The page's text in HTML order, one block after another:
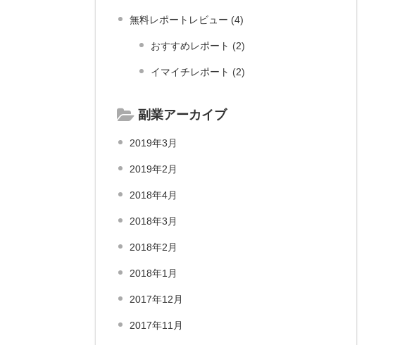
無料レポートレビュー (4)
おすすめレポート (2)
イマイチレポート (2)
副業アーカイブ
2019年3月
2019年2月
2018年4月
2018年3月
2018年2月
2018年1月
2017年12月
2017年11月